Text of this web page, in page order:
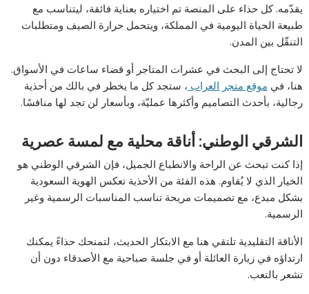
يقدّمه. كل حذاء على المنصة تم اختياره بعناية فائقة، ليتناسب مع
طبيعة الحياة اليومية في المملكة، ويتحمل حرارة الصيف ومتطلبات
التنقّل بين المدن.
لا تحتاج إلى البحث في عشرات المتاجر أو قضاء ساعات في الأسواق.
هنا، في موقع متجر العراب ، ستجد كل ما يخطر في بالك من أحذية
رجالية، بأحدث التصاميم وأكثرها عمليّة، وبأسعار لن تجد لها منافسًا.
الشرقي الوطني: أناقة محلية مع لمسة عصرية
إذا كنت تبحث عن الراحة والانطباع الجميل، فإن الشرقي الوطني هو
الخيار الذي لا يُقاوم. هذه الفئة من الأحذية تعكس الهوية السعودية
بشكل مبدع، مع تصميمات مريحة تناسب المناسبات الرسمية وغير
الرسمية.
الأناقة التقليدية تلتقي هنا مع الابتكار الحديث، لتمنحك حذاءً يمكنك
ارتداؤه في زيارة العائلة أو في جلسة صباحية مع الأصدقاء دون أن
تشعر بالتعب.